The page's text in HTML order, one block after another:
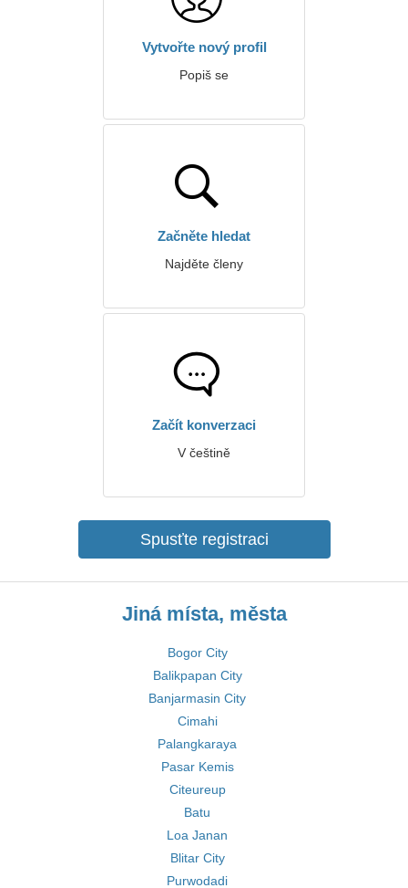
Vytvořte nový profil
Popiš se
Začněte hledat
Najděte členy
Začít konverzaci
V češtině
Spusťte registraci
Jiná místa, města
Bogor City
Balikpapan City
Banjarmasin City
Cimahi
Palangkaraya
Pasar Kemis
Citeureup
Batu
Loa Janan
Blitar City
Purwodadi